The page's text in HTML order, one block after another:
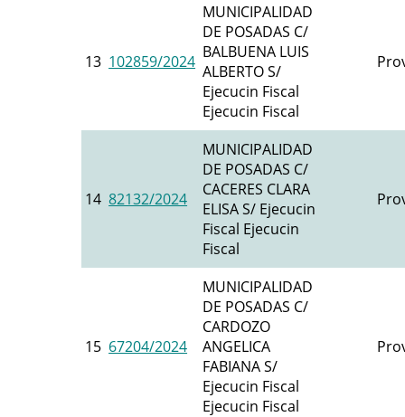
13 102859/2024
MUNICIPALIDAD
DE POSADAS C/
BALBUENA LUIS
ALBERTO S/
Ejecucin Fiscal
Ejecucin Fiscal
14 82132/2024
MUNICIPALIDAD
DE POSADAS C/
CACERES CLARA
ELISA S/ Ejecucin
Fiscal Ejecucin
Fiscal
15 67204/2024
MUNICIPALIDAD
DE POSADAS C/
CARDOZO
ANGELICA
FABIANA S/
Ejecucin Fiscal
Ejecucin Fiscal